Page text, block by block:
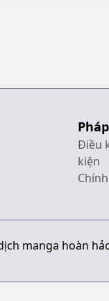
Điều
kiện
manga hoàn